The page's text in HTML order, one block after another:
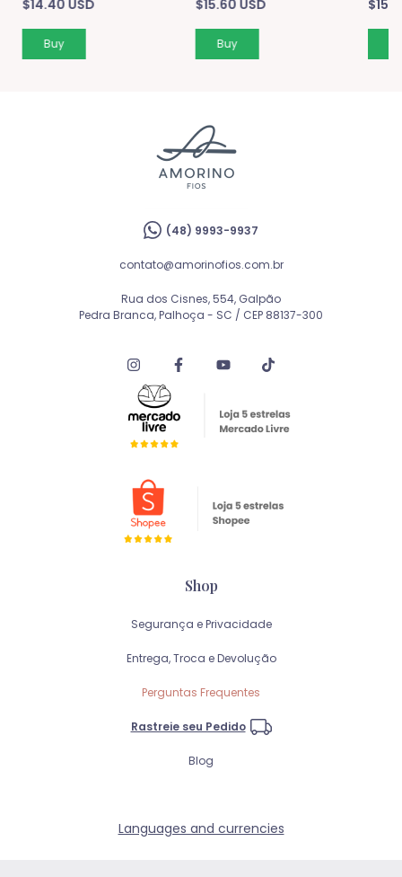
$14.40 USD $15.60 USD
(48) 9993-9937
contato@amorinofios.com.br
Rua dos Cisnes, 554, Galpão
Pedra Branca, Palhoça - SC / CEP 88137-300
Shop
Segurança e Privacidade
Entrega, Troca e Devolução
Perguntas Frequentes
Rastreie seu Pedido
Blog
Languages and currencies